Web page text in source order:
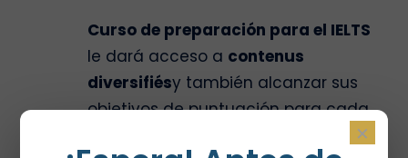
Curso de preparación para el IELTS
le dará acceso a contenus
diversifiésy también alcanzar sus
objetivos de puntuación para cada
×